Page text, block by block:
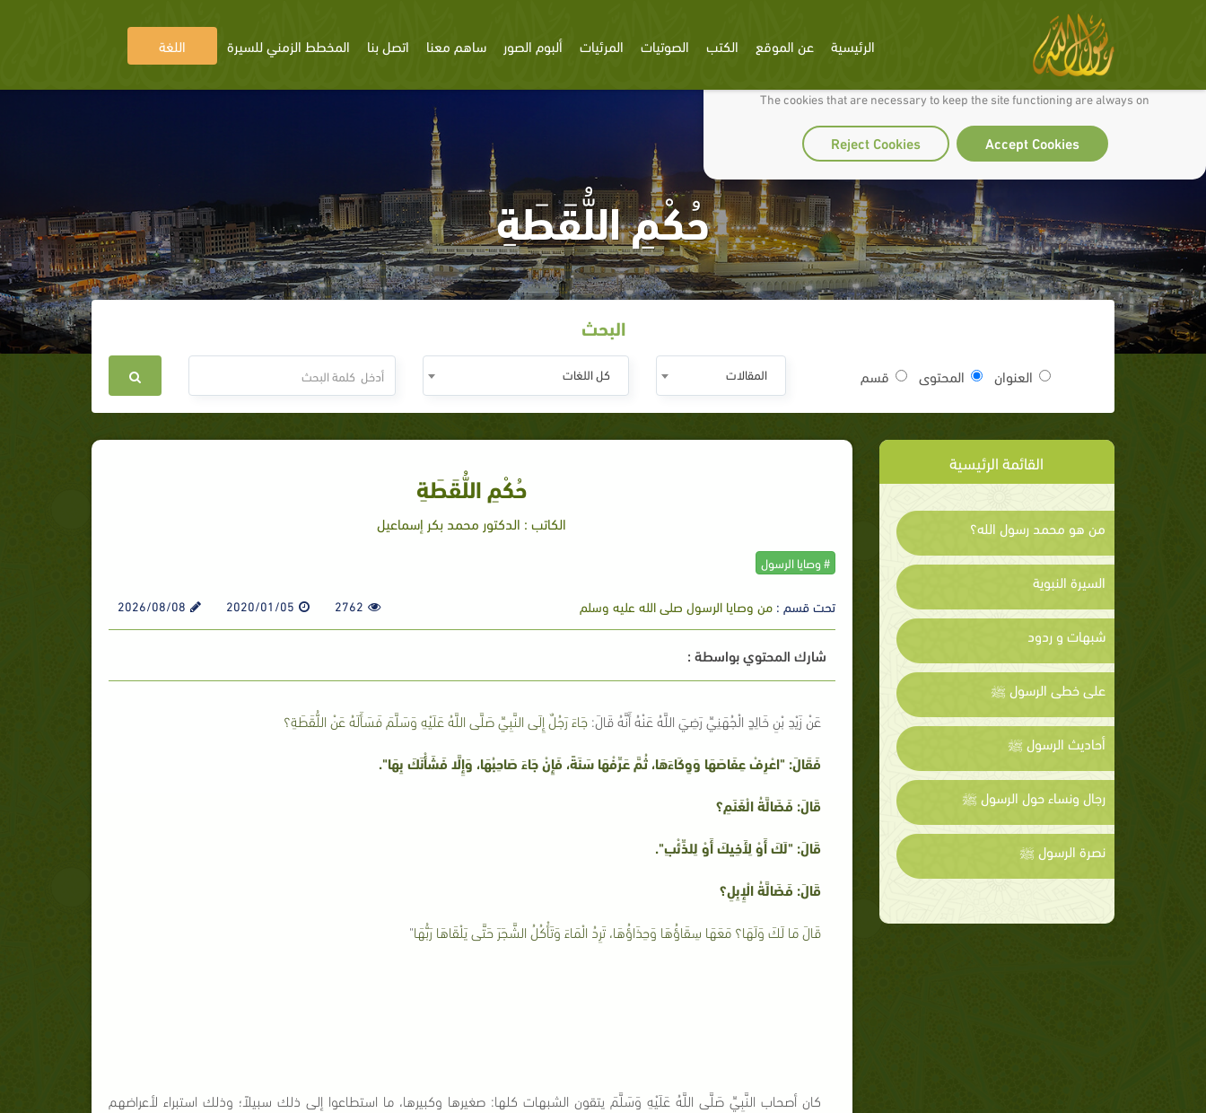
We use cookies to make our site work well for you and so we can continually improve it.
The cookies that are necessary to keep the site functioning are always on
Accept Cookies
Reject Cookies
الرئيسية عن الموقع الكتب الصوتيات المرئيات ألبوم الصور ساهم معنا اتصل بنا المخطط الزمني للسيرة اللغة
حُكْمِ اللُّقَطَةِ
البحث
العنوان المحتوى قسم المقالات كل اللغات
القائمة الرئيسية
من هو محمد رسول الله؟
السيرة النبوية
شبهات و ردود
على خطى الرسول ﷺ
أحاديث الرسول ﷺ
رجال ونساء حول الرسول ﷺ
نصرة الرسول ﷺ
حُكْمِ اللُّقَطَةِ
الكاتب : الدكتور محمد بكر إسماعيل
# وصايا الرسول
تحت قسم :من وصايا الرسول صلى الله عليه وسلم 2762
2020/01/05
2026/08/08
شارك المحتوي بواسطة :
عَنْ زَيْدِ بْنِ خَالِدٍ الْجُهَنِيِّ رَضِيَ اللَّهُ عَنْهُ أَنَّهُ قَالَ: جَاءَ رَجُلٌ إِلَى النَّبِيِّ صَلَّى اللَّهُ عَلَيْهِ وَسَلَّمَ فَسَأَلَهُ عَنْ اللُّقَطَةِ؟
فَقَالَ: "اعْرِفْ عِفَاصَهَا وَوِكَاءَهَا، ثُمَّ عَرِّفْهَا سَنَةً، فَإِنْ جَاءَ صَاحِبُهَا، وَإِلَّا فَشَأْنَكَ بِهَا".
قَالَ: فَضَالَّةُ الْغَنَمِ؟
قَالَ: "لَكَ أَوْ لِأَخِيكَ أَوْ لِلذِّئْبِ".
قَالَ: فَضَالَّةُ الْإِبِلِ؟
قَالَ مَا لَكَ وَلَهَا؟ مَعَهَا سِقَاؤُهَا وَحِذَاؤُهَا، تَرِدُ الْمَاءَ وَتَأْكُلُ الشَّجَرَ حَتَّى يَلْقَاهَا رَبُّهَا"
كان أصحاب النَّبِيِّ صَلَّى اللَّهُ عَلَيْهِ وَسَلَّمَ يتقون الشبهات كلها: صغيرها وكبيرها، ما استطاعوا إلى ذلك سبيلاً؛ وذلك استبراء لأعراضهم